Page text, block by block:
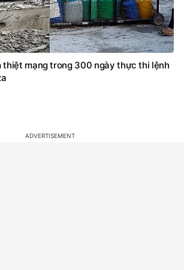
thiệt mạng trong 300 ngày thực thi lệnh